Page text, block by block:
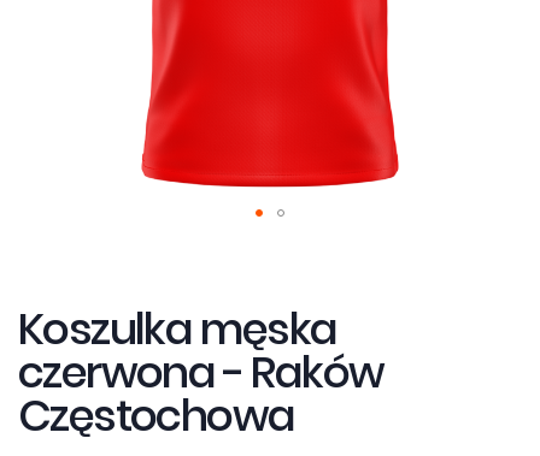
galerii
Koszulka męska
czerwona - Raków
Częstochowa